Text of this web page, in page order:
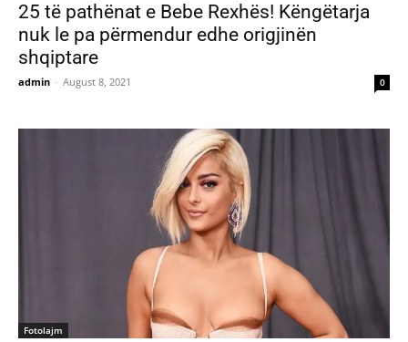
25 të pathënat e Bebe Rexhës! Këngëtarja
nuk le pa përmendur edhe origjinën
shqiptare
admin - August 8, 2021 0
Fotolajm